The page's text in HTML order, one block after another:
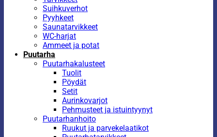
Suihkuverhot
Pyyhkeet
Saunatarvikkeet
WC-harjat
Ammeet ja potat
Puutarha
Puutarhakalusteet
Tuolit
Pöydät
Setit
Aurinkovarjot
Pehmusteet ja istuintyynyt
Puutarhanhoito
Ruukut ja parvekelaatikot